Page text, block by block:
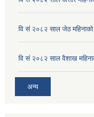
वि सं २०८२ साल जेठ
वि सं २०८२ साल वैशाख
अन्य